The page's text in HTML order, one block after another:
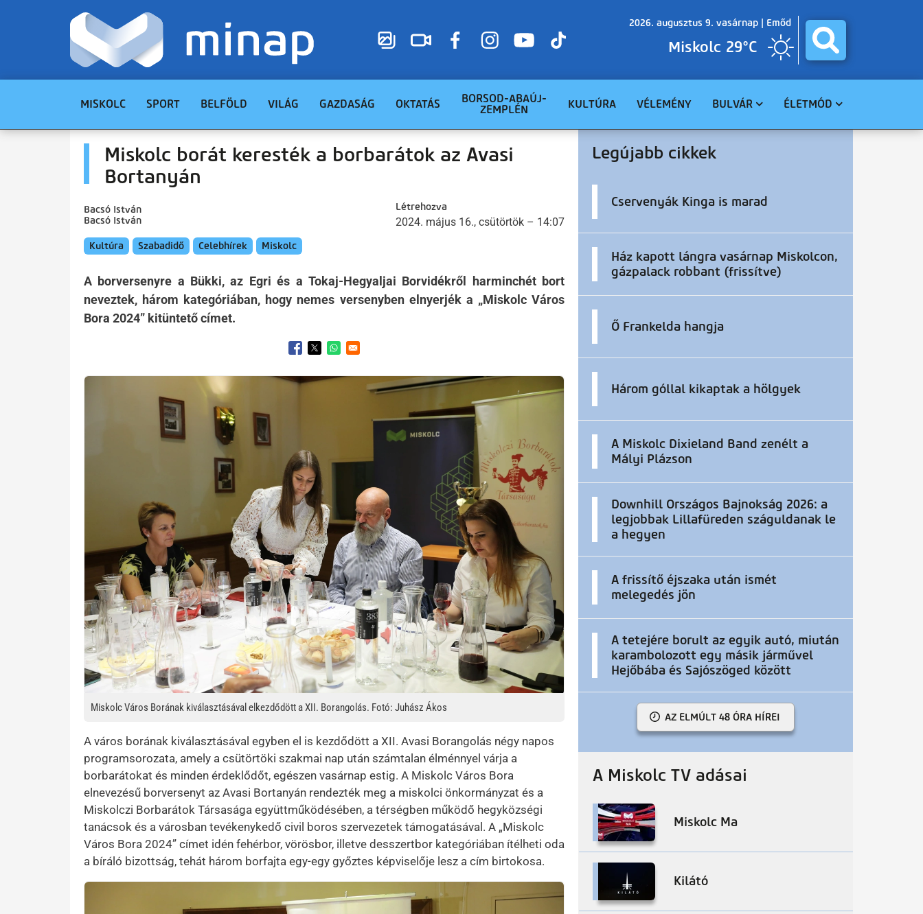
2026. augusztus 9. vasárnap | Emőd
Miskolc 29°C
MISKOLC SPORT BELFÖLD VILÁG GAZDASÁG OKTATÁS
BORSOD-ABAÚJ-
ZEMPLÉN
KULTÚRA VÉLEMÉNY BULVÁR
BALESET
BŰNÜGY
CELEBHÍREK
ÉLETMÓD
GASZTRO
Miskolc borát keresték a borbarátok az Avasi
Bortanyán
Bacsó István
Bacsó István
Létrehozva
2024. május 16., csütörtök – 14:07
Kultúra Szabadidő Celebhírek Miskolc
A borversenyre a Bükki, az Egri és a Tokaj-Hegyaljai Borvidékről harminchét bort
neveztek, három kategóriában, hogy nemes versenyben elnyerjék a „Miskolc Város
Bora 2024” kitüntető címet.
Opens in a new window
Opens in a new window
Opens in a new window
Kép
Miskolc Város Borának kiválasztásával elkezdődött a XII. Borangolás. Fotó: Juhász Ákos
A város borának kiválasztásával egyben el is kezdődött a XII. Avasi Borangolás négy napos
programsorozata, amely a csütörtöki szakmai nap után számtalan élménnyel várja a
borbarátokat és minden érdeklődőt, egészen vasárnap estig. A Miskolc Város Bora
elnevezésű borversenyt az Avasi Bortanyán rendezték meg a miskolci önkormányzat és a
Miskolczi Borbarátok Társasága együttműködésében, a térségben működő hegyközségi
tanácsok és a városban tevékenykedő civil boros szervezetek támogatásával. A „Miskolc
Város Bora 2024” címet idén fehérbor, vörösbor, illetve desszertbor kategóriában ítélheti oda
a bíráló bizottság, tehát három borfajta egy-egy győztes képviselője lesz a cím birtokosa.
Kép
Legújabb cikkek
Cservenyák Kinga is marad
Ház kapott lángra vasárnap Miskolcon,
gázpalack robbant (frissítve)
Ő Frankelda hangja
Három góllal kikaptak a hölgyek
A Miskolc Dixieland Band zenélt a
Mályi Plázson
Downhill Országos Bajnokság 2026: a
legjobbak Lillafüreden száguldanak le
a hegyen
A frissítő éjszaka után ismét
melegedés jön
A tetejére borult az egyik autó, miután
karambolozott egy másik járművel
Hejőbába és Sajószöged között
AZ ELMÚLT 48 ÓRA HÍREI
A Miskolc TV adásai
Miskolc Ma
Kilátó